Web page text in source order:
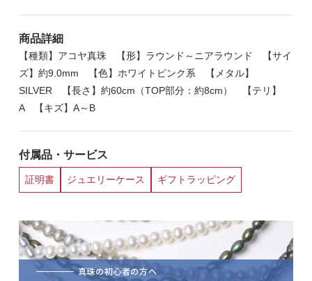
商品詳細
【種類】アコヤ真珠 【形】ラウンド～ニアラウンド 【サイ
ズ】約9.0mm 【色】ホワイトピンク系 【メタル】
SILVER 【長さ】約60cm（TOP部分：約8cm） 【テリ】
A 【キズ】A～B
付属品・サービス
証明書 ジュエリーケース ギフトラッピング
真珠の初心者の方へ